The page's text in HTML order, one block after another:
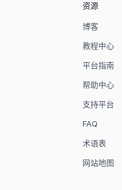
资源
博客
教程中心
平台指南
帮助中心
支持平台
FAQ
术语表
网站地图